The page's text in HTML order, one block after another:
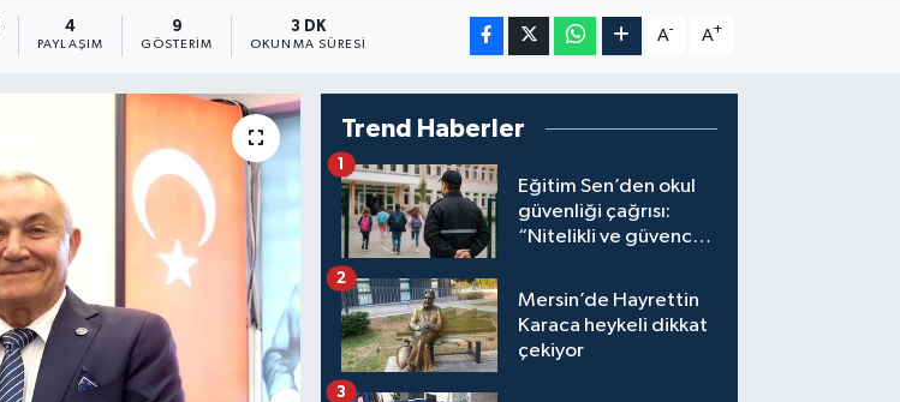
4
PAYLAŞIM
9
GÖSTERIM
3 DK
OKUNMA SÜRESI
A- A+
Trend Haberler
Eğitim Sen’den okul
güvenliği çağrısı:
“Nitelikli ve güvenceli
1
Mersin’de Hayrettin
Karaca heykeli dikkat
çekiyor
2
3